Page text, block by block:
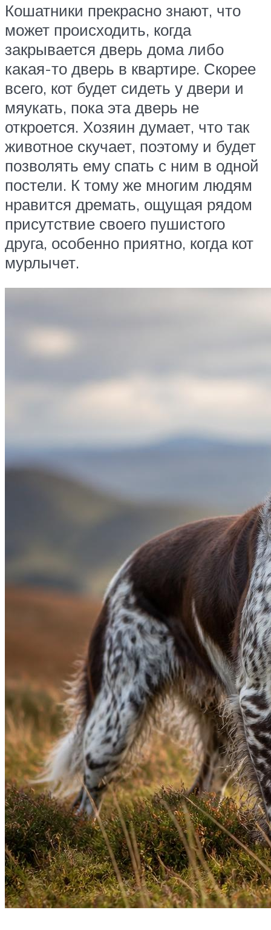
Кошатники прекрасно знают, что
может происходить, когда
закрывается дверь дома либо
какая-то дверь в квартире. Скорее
всего, кот будет сидеть у двери и
мяукать, пока эта дверь не
откроется. Хозяин думает, что так
животное скучает, поэтому и будет
позволять ему спать с ним в одной
постели. К тому же многим людям
нравится дремать, ощущая рядом
присутствие своего пушистого
друга, особенно приятно, когда кот
мурлычет.